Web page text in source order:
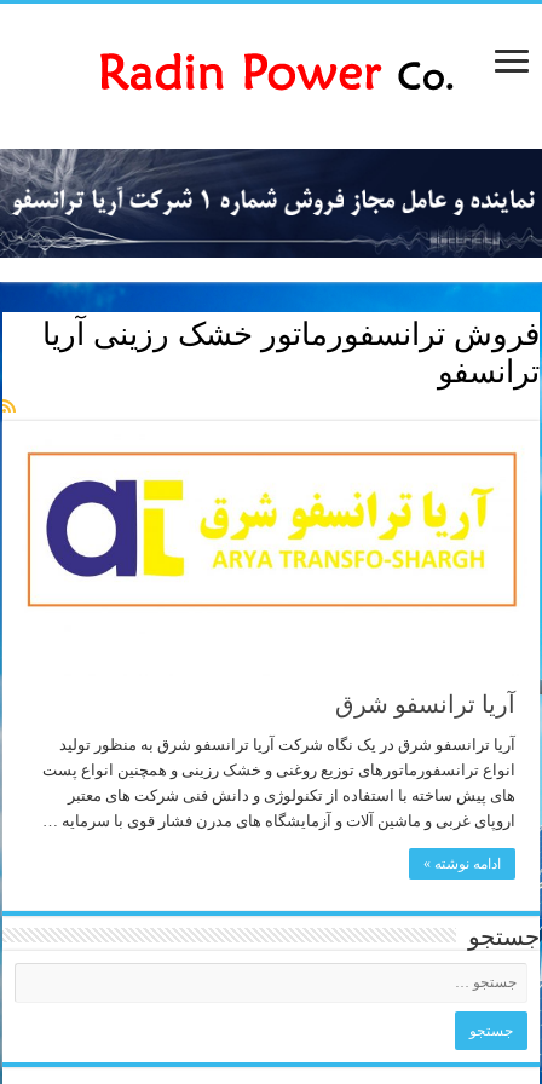
فروش ترانسفورماتور خشک رزینی آریا
ترانسفو
آریا ترانسفو شرق
آریا ترانسفو شرق در یک نگاه شرکت آریا ترانسفو شرق به منظور تولید
انواع ترانسفورماتورهای توزیع روغنی و خشک رزینی و همچنین انواع پست
های پیش ساخته با استفاده از تکنولوژی و دانش فنی شرکت های معتبر
اروپای غربی و ماشین آلات و آزمایشگاه های مدرن فشار قوی با سرمایه …
ادامه نوشته »
جستجو